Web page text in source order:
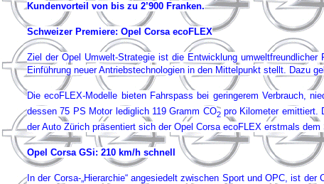
Kundenvorteil von bis zu 2’900 Franken.
Schweizer Premiere: Opel Corsa ecoFLEX
Ziel der Opel Umwelt-Strategie ist die Entwicklung
Einführung neuer Antriebstechnologien in den Mittelpunkt stellt. Dazu
Die ecoFLEX-Modelle bieten Fahrspass bei geringerem Verbrauch,
dessen 75 PS Motor lediglich 119 Gramm CO2pro Kilometer emittiert.
der Auto Zürich präsentiert sich der Opel Corsa ecoFLEX erstmals dem
Opel Corsa GSi: 210 km/h schnell
In der Corsa-„Hierarchie“ angesiedelt zwischen Sport und OPC, ist